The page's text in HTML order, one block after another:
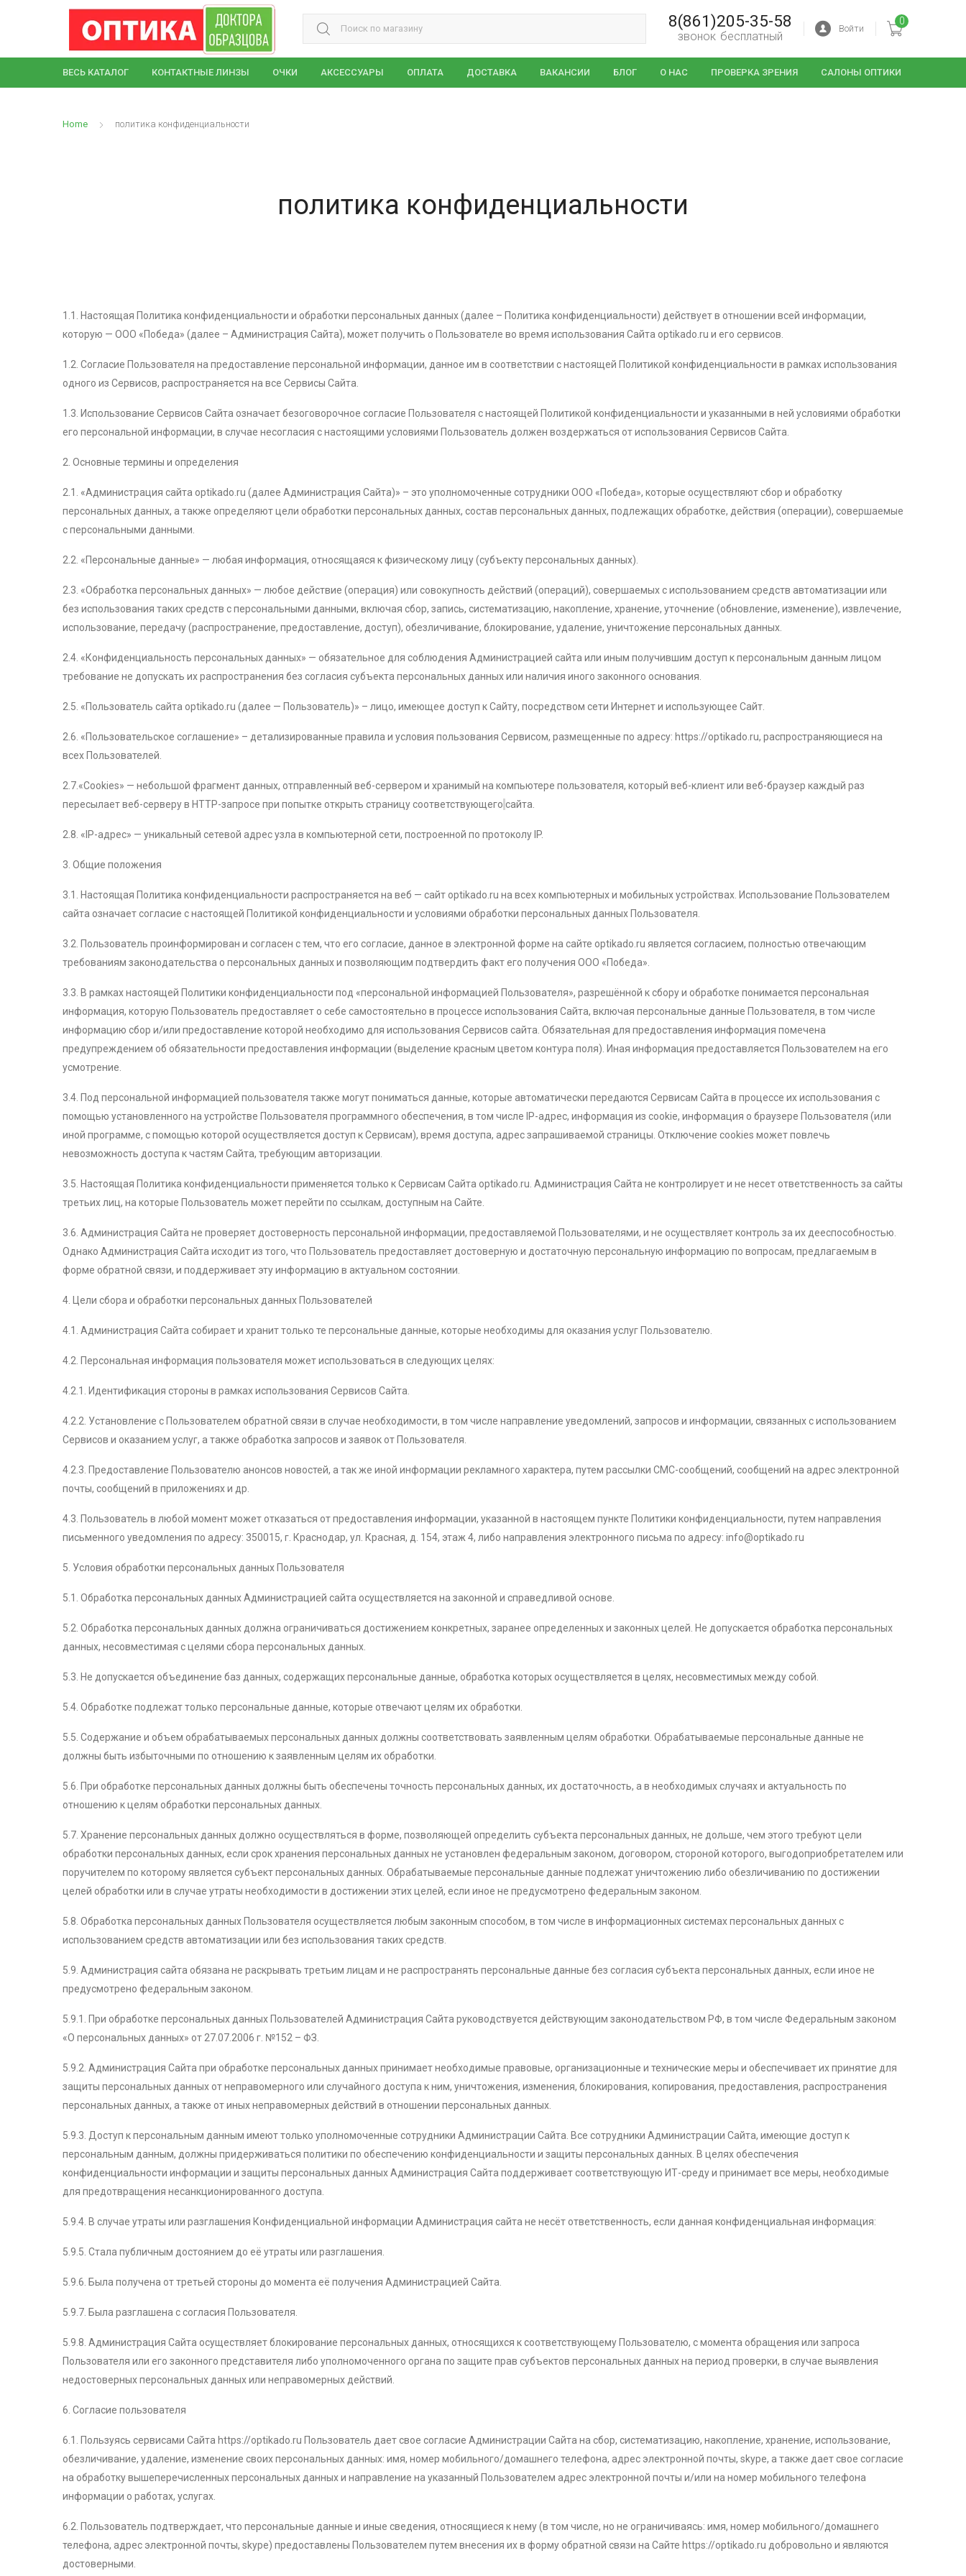
Search for: 8(861)205-35-58
звонок бесплатный
Войти
0
ВЕСЬ КАТАЛОГ КОНТАКТНЫЕ ЛИНЗЫ ОЧКИ АКСЕССУАРЫ ОПЛАТА ДОСТАВКА ВАКАНСИИ БЛОГ О НАС ПРОВЕРКА ЗРЕНИЯ САЛОНЫ ОПТИКИ
Home политика конфиденциальности
политика конфиденциальности
1.1. Настоящая Политика конфиденциальности и обработки персональных данных (далее – Политика конфиденциальности) действует в отношении всей информации,
которую — ООО «Победа» (далее – Администрация Сайта), может получить о Пользователе во время использования Сайта optikado.ru и его сервисов.
1.2. Согласие Пользователя на предоставление персональной информации, данное им в соответствии с настоящей Политикой конфиденциальности в рамках использования
одного из Сервисов, распространяется на все Сервисы Сайта.
1.3. Использование Сервисов Сайта означает безоговорочное согласие Пользователя с настоящей Политикой конфиденциальности и указанными в ней условиями обработки
его персональной информации, в случае несогласия с настоящими условиями Пользователь должен воздержаться от использования Сервисов Сайта.
2. Основные термины и определения
2.1. «Администрация сайта optikado.ru (далее Администрация Сайта)» – это уполномоченные сотрудники ООО «Победа», которые осуществляют сбор и обработку
персональных данных, а также определяют цели обработки персональных данных, состав персональных данных, подлежащих обработке, действия (операции), совершаемые
с персональными данными.
2.2. «Персональные данные» — любая информация, относящаяся к физическому лицу (субъекту персональных данных).
2.3. «Обработка персональных данных» — любое действие (операция) или совокупность действий (операций), совершаемых с использованием средств автоматизации или
без использования таких средств с персональными данными, включая сбор, запись, систематизацию, накопление, хранение, уточнение (обновление, изменение), извлечение,
использование, передачу (распространение, предоставление, доступ), обезличивание, блокирование, удаление, уничтожение персональных данных.
2.4. «Конфиденциальность персональных данных» — обязательное для соблюдения Администрацией сайта или иным получившим доступ к персональным данным лицом
требование не допускать их распространения без согласия субъекта персональных данных или наличия иного законного основания.
2.5. «Пользователь сайта optikado.ru (далее — Пользователь)» – лицо, имеющее доступ к Сайту, посредством сети Интернет и использующее Сайт.
2.6. «Пользовательское соглашение» – детализированные правила и условия пользования Сервисом, размещенные по адресу: https://optikado.ru, распространяющиеся на
всех Пользователей.
2.7.«Cookies» — небольшой фрагмент данных, отправленный веб-сервером и хранимый на компьютере пользователя, который веб-клиент или веб-браузер каждый раз
пересылает веб-серверу в HTTP-запросе при попытке открыть страницу соответствующего сайта.
2.8. «IP-адрес» — уникальный сетевой адрес узла в компьютерной сети, построенной по протоколу IP.
3. Общие положения
3.1. Настоящая Политика конфиденциальности распространяется на веб — сайт optikado.ru на всех компьютерных и мобильных устройствах. Использование Пользователем
сайта означает согласие с настоящей Политикой конфиденциальности и условиями обработки персональных данных Пользователя.
3.2. Пользователь проинформирован и согласен с тем, что его согласие, данное в электронной форме на сайте optikado.ru является согласием, полностью отвечающим
требованиям законодательства о персональных данных и позволяющим подтвердить факт его получения ООО «Победа».
3.3. В рамках настоящей Политики конфиденциальности под «персональной информацией Пользователя», разрешённой к сбору и обработке понимается персональная
информация, которую Пользователь предоставляет о себе самостоятельно в процессе использования Сайта, включая персональные данные Пользователя, в том числе
информацию сбор и/или предоставление которой необходимо для использования Сервисов сайта. Обязательная для предоставления информация помечена
предупреждением об обязательности предоставления информации (выделение красным цветом контура поля). Иная информация предоставляется Пользователем на его
усмотрение.
3.4. Под персональной информацией пользователя также могут пониматься данные, которые автоматически передаются Сервисам Сайта в процессе их использования с
помощью установленного на устройстве Пользователя программного обеспечения, в том числе IP-адрес, информация из cookie, информация о браузере Пользователя (или
иной программе, с помощью которой осуществляется доступ к Сервисам), время доступа, адрес запрашиваемой страницы. Отключение cookies может повлечь
невозможность доступа к частям Сайта, требующим авторизации.
3.5. Настоящая Политика конфиденциальности применяется только к Сервисам Сайта optikado .ru . Администрация Сайта не контролирует и не несет ответственность за сайты
третьих лиц, на которые Пользователь может перейти по ссылкам, доступным на Сайте.
3.6. Администрация Сайта не проверяет достоверность персональной информации, предоставляемой Пользователями, и не осуществляет контроль за их дееспособностью.
Однако Администрация Сайта исходит из того, что Пользователь предоставляет достоверную и достаточную персональную информацию по вопросам, предлагаемым в
форме обратной связи, и поддерживает эту информацию в актуальном состоянии.
4. Цели сбора и обработки персональных данных Пользователей
4.1. Администрация Сайта собирает и хранит только те персональные данные, которые необходимы для оказания услуг Пользователю.
4.2. Персональная информация пользователя может использоваться в следующих целях:
4.2.1. Идентификация стороны в рамках использования Сервисов Сайта.
4.2.2. Установление с Пользователем обратной связи в случае необходимости, в том числе направление уведомлений, запросов и информации, связанных с использованием
Сервисов и оказанием услуг, а также обработка запросов и заявок от Пользователя.
4.2.3. Предоставление Пользователю анонсов новостей, а так же иной информации рекламного характера, путем рассылки СМС-сообщений, сообщений на адрес электронной
почты, сообщений в приложениях и др.
4.3. Пользователь в любой момент может отказаться от предоставления информации, указанной в настоящем пункте Политики конфиденциальности, путем направления
письменного уведомления по адресу: 350015, г. Краснодар, ул. Красная, д. 154, этаж 4, либо направления электронного письма по адресу: info@optikado.ru
5. Условия обработки персональных данных Пользователя
5.1. Обработка персональных данных Администрацией сайта осуществляется на законной и справедливой основе.
5.2. Обработка персональных данных должна ограничиваться достижением конкретных, заранее определенных и законных целей. Не допускается обработка персональных
данных, несовместимая с целями сбора персональных данных.
5.3. Не допускается объединение баз данных, содержащих персональные данные, обработка которых осуществляется в целях, несовместимых между собой.
5.4. Обработке подлежат только персональные данные, которые отвечают целям их обработки.
5.5. Содержание и объем обрабатываемых персональных данных должны соответствовать заявленным целям обработки. Обрабатываемые персональные данные не
должны быть избыточными по отношению к заявленным целям их обработки.
5.6. При обработке персональных данных должны быть обеспечены точность персональных данных, их достаточность, а в необходимых случаях и актуальность по
отношению к целям обработки персональных данных.
5.7. Хранение персональных данных должно осуществляться в форме, позволяющей определить субъекта персональных данных, не дольше, чем этого требуют цели
обработки персональных данных, если срок хранения персональных данных не установлен федеральным законом, договором, стороной которого, выгодоприобретателем или
поручителем по которому является субъект персональных данных. Обрабатываемые персональные данные подлежат уничтожению либо обезличиванию по достижении
целей обработки или в случае утраты необходимости в достижении этих целей, если иное не предусмотрено федеральным законом.
5.8. Обработка персональных данных Пользователя осуществляется любым законным способом, в том числе в информационных системах персональных данных с
использованием средств автоматизации или без использования таких средств.
5.9. Администрация сайта обязана не раскрывать третьим лицам и не распространять персональные данные без согласия субъекта персональных данных, если иное не
предусмотрено федеральным законом.
5.9.1. При обработке персональных данных Пользователей Администрация Сайта руководствуется действующим законодательством РФ, в том числе Федеральным законом
«О персональных данных» от 27.07.2006 г. №152 – ФЗ.
5.9.2. Администрация Сайта при обработке персональных данных принимает необходимые правовые, организационные и технические меры и обеспечивает их принятие для
защиты персональных данных от неправомерного или случайного доступа к ним, уничтожения, изменения, блокирования, копирования, предоставления, распространения
персональных данных, а также от иных неправомерных действий в отношении персональных данных.
5.9.3. Доступ к персональным данным имеют только уполномоченные сотрудники Администрации Сайта. Все сотрудники Администрации Сайта, имеющие доступ к
персональным данным, должны придерживаться политики по обеспечению конфиденциальности и защиты персональных данных. В целях обеспечения
конфиденциальности информации и защиты персональных данных Администрация Сайта поддерживает соответствующую ИТ-среду и принимает все меры, необходимые
для предотвращения несанкционированного доступа.
5.9.4. В случае утраты или разглашения Конфиденциальной информации Администрация сайта не несёт ответственность, если данная конфиденциальная информация:
5.9.5. Стала публичным достоянием до её утраты или разглашения.
5.9.6. Была получена от третьей стороны до момента её получения Администрацией Сайта.
5.9.7. Была разглашена с согласия Пользователя.
5.9.8. Администрация Сайта осуществляет блокирование персональных данных, относящихся к соответствующему Пользователю, с момента обращения или запроса
Пользователя или его законного представителя либо уполномоченного органа по защите прав субъектов персональных данных на период проверки, в случае выявления
недостоверных персональных данных или неправомерных действий.
6. Согласие пользователя
6.1. Пользуясь сервисами Сайта https://optikado.ru Пользователь дает свое согласие Администрации Сайта на сбор, систематизацию, накопление, хранение, использование,
обезличивание, удаление, изменение своих персональных данных: имя, номер мобильного/домашнего телефона, адрес электронной почты, skype, а также дает свое согласие
на обработку вышеперечисленных персональных данных и направление на указанный Пользователем адрес электронной почты и/или на номер мобильного телефона
информации о работах, услугах.
6.2. Пользователь подтверждает, что персональные данные и иные сведения, относящиеся к нему (в том числе, но не ограничиваясь: имя, номер мобильного/домашнего
телефона, адрес электронной почты, skype) предоставлены Пользователем путем внесения их в форму обратной связи на Сайте https://optikado.ru добровольно и являются
достоверными.